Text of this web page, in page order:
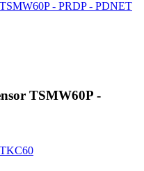
TSMW60P -